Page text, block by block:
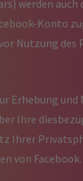
werden auch
Konto
Nutzung des
Erhebung und
Ihre
Ihrer
von Facebook.